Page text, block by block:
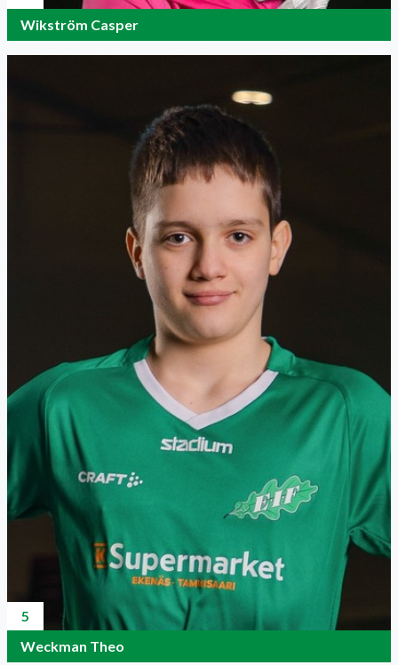
Wikström Casper
5
Weckman Theo